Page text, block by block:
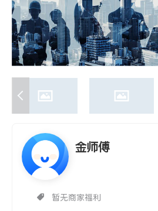
建筑装修
金师傅
暂无商家福利